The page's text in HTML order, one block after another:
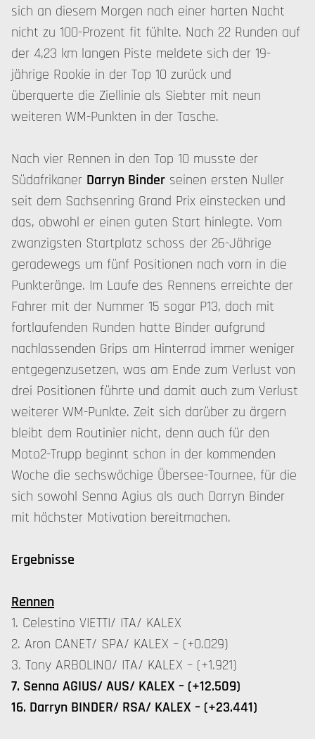
sich an diesem Morgen nach einer harten Nacht
nicht zu 100-Prozent fit fühlte. Nach 22 Runden auf
der 4,23 km langen Piste meldete sich der 19-
jährige Rookie in der Top 10 zurück und
überquerte die Ziellinie als Siebter mit neun
weiteren WM-Punkten in der Tasche.
Nach vier Rennen in den Top 10 musste der
Südafrikaner Darryn Binder seinen ersten Nuller
seit dem Sachsenring Grand Prix einstecken und
das, obwohl er einen guten Start hinlegte. Vom
zwanzigsten Startplatz schoss der 26-Jährige
geradewegs um fünf Positionen nach vorn in die
Punkteränge. Im Laufe des Rennens erreichte der
Fahrer mit der Nummer 15 sogar P13, doch mit
fortlaufenden Runden hatte Binder aufgrund
nachlassenden Grips am Hinterrad immer weniger
entgegenzusetzen, was am Ende zum Verlust von
drei Positionen führte und damit auch zum Verlust
weiterer WM-Punkte. Zeit sich darüber zu ärgern
bleibt dem Routinier nicht, denn auch für den
Moto2-Trupp beginnt schon in der kommenden
Woche die sechswöchige Übersee-Tournee, für die
sich sowohl Senna Agius als auch Darryn Binder
mit höchster Motivation bereitmachen.
Ergebnisse
Rennen
1. Celestino VIETTI/ ITA/ KALEX
2. Aron CANET/ SPA/ KALEX – (+0.029)
3. Tony ARBOLINO/ ITA/ KALEX – (+1.921)
7. Senna AGIUS/ AUS/ KALEX – (+12.509)
16. Darryn BINDER/ RSA/ KALEX – (+23.441)